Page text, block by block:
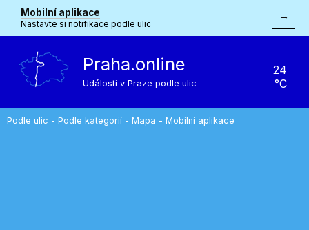
Mobilní aplikace
Nastavte si notifikace podle ulic
→
Praha.online
Události v Praze podle ulic
24
°C
Podle ulic - Podle kategorií - Mapa - Mobilní aplikace